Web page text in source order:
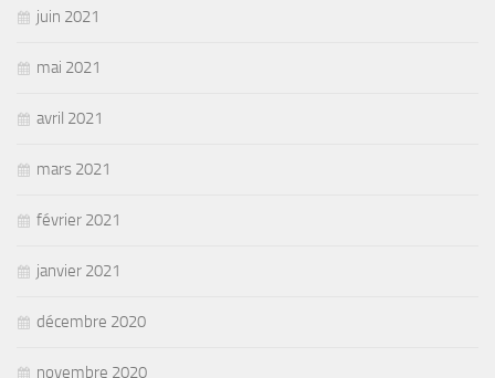
juin 2021
mai 2021
avril 2021
mars 2021
février 2021
janvier 2021
décembre 2020
novembre 2020